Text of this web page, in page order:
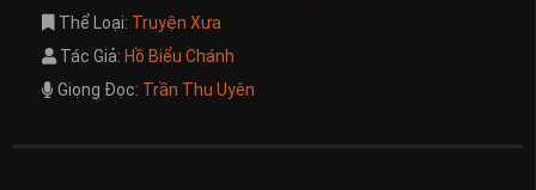
Thể Loại: Truyện Xưa
Tác Giả: Hồ Biểu Chánh
Giọng Đọc: Trần Thu Uyên